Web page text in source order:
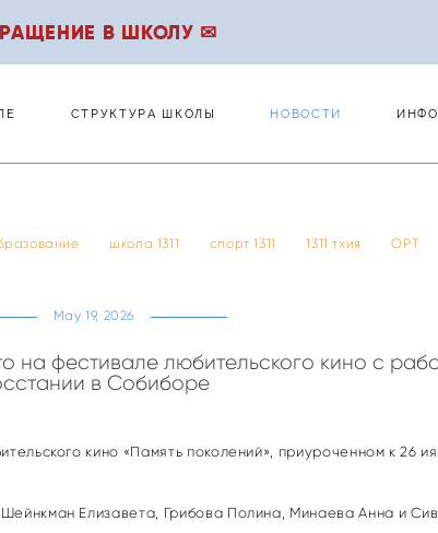
В ШКОЛУ ✉
СТРУКТУРА ШКОЛЫ НОВОСТИ
школа 1311 спорт 1311 1311 тхия ОРТ
May 19, 2026
на фестивале любительского кино с
в Собиборе
кино «Память поколений», приуроченном к 26
Елизавета, Грибова Полина, Минаева Анна и